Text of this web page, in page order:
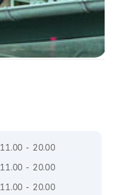
11.00 - 20.00
11.00 - 20.00
11.00 - 20.00